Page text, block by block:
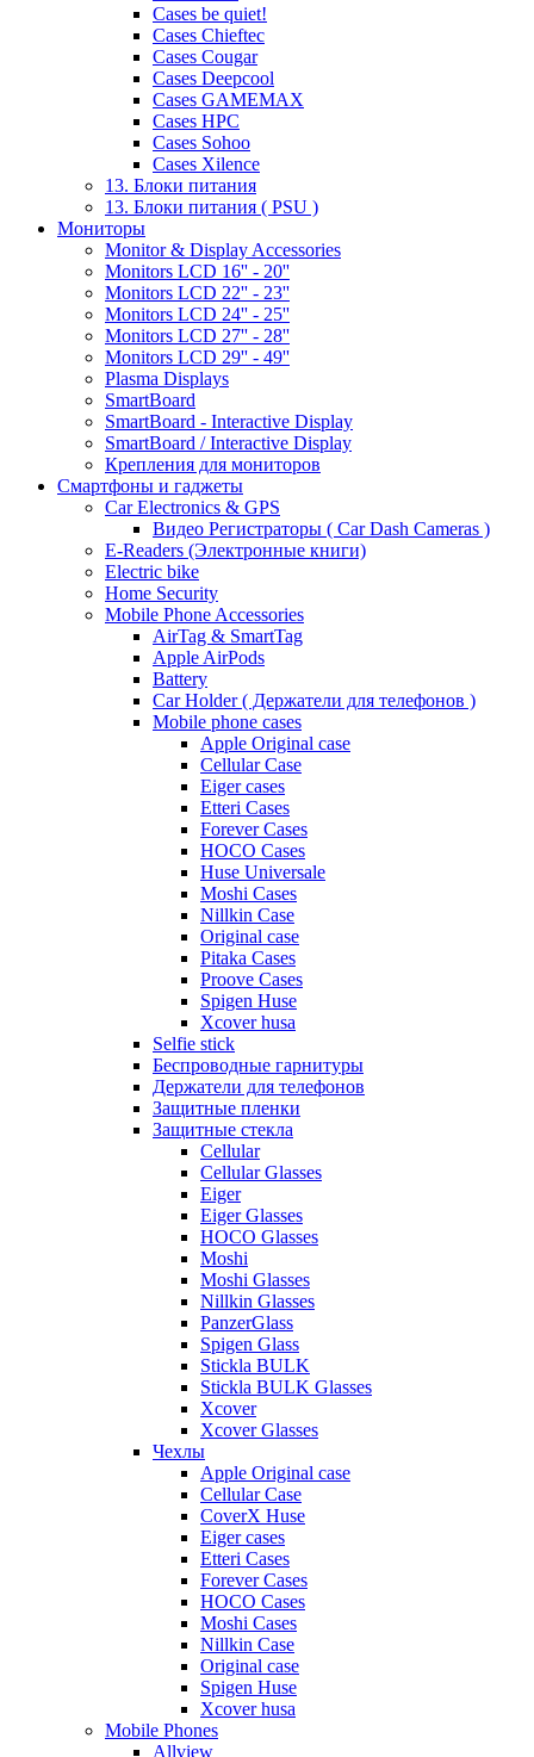
Cases be quiet!
Cases Chieftec
Cases Cougar
Cases Deepcool
Cases GAMEMAX
Cases HPC
Cases Sohoo
Cases Xilence
13. Блоки питания
13. Блоки питания ( PSU )
Мониторы
Monitor & Display Accessories
Monitors LCD 16'' - 20''
Monitors LCD 22'' - 23''
Monitors LCD 24'' - 25''
Monitors LCD 27'' - 28''
Monitors LCD 29'' - 49''
Plasma Displays
SmartBoard
SmartBoard - Interactive Display
SmartBoard / Interactive Display
Крепления для мониторов
Смартфоны и гаджеты
Car Electronics & GPS
Видео Регистраторы ( Car Dash Cameras )
E-Readers (Электронные книги)
Electric bike
Home Security
Mobile Phone Accessories
AirTag & SmartTag
Apple AirPods
Battery
Car Holder ( Держатели для телефонов )
Mobile phone cases
Apple Original case
Cellular Case
Eiger cases
Etteri Cases
Forever Cases
HOCO Cases
Huse Universale
Moshi Cases
Nillkin Case
Original case
Pitaka Cases
Proove Cases
Spigen Huse
Xcover husa
Selfie stick
Беспроводные гарнитуры
Держатели для телефонов
Защитные пленки
Защитные стекла
Cellular
Cellular Glasses
Eiger
Eiger Glasses
HOCO Glasses
Moshi
Moshi Glasses
Nillkin Glasses
PanzerGlass
Spigen Glass
Stickla BULK
Stickla BULK Glasses
Xcover
Xcover Glasses
Чехлы
Apple Original case
Cellular Case
CoverX Huse
Eiger cases
Etteri Cases
Forever Cases
HOCO Cases
Moshi Cases
Nillkin Case
Original case
Spigen Huse
Xcover husa
Mobile Phones
Allview